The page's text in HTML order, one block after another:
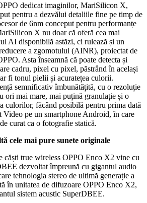
dedicat imaginilor, MariSilicon X,
pentru a dezvălui detaliile fine pe timp de
de 6nm conceput pentru performanțe
X nu doar că oferă cea mai
AI disponibilă astăzi, ci rulează și un
a zgomotului (AINR), proiectat de
Asta înseamnă că poate detecta și
cadru, pixel cu pixel, păstrând în același
fi tonul pielii și acuratețea culorii.
semnificativ îmbunătățită, cu o rezoluție
ori mai mare, mai puțină granulație și o
culorilor, făcând posibilă pentru prima dată
pe un smartphone Android, în care
curat ca o fotografie statică.
cele mai pure sunete originale
căști true wireless OPPO Enco X2 vine cu
dezvoltat împreună cu gigantul audio
tehnologia stereo de ultimă generație a
în unitatea de difuzoare OPPO Enco X2,
sistem acustic SuperDBEE.